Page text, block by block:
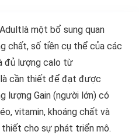
một bổ sung quan
chất, số tiền cụ thể của các
đủ lượng calo từ
cần thiết để đạt được
lượng Gain (người lớn) có
vitamin, khoáng chất và
cho sự phát triển mô.